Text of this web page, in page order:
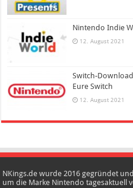
Nintendo Indie
12. August 2021
Switch-
Eure Switch
12. August 2021
NKings.de wurde 2016 gegründet
um die Marke Nintendo tagesaktuell